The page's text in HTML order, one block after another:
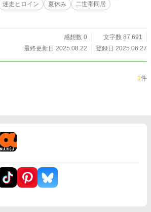
迷走ヒロイン 夏休み
二世帯同居
感想数 0
文字数 87,691
最終更新日 2025.08.22
登録日 2025.06.27
1件